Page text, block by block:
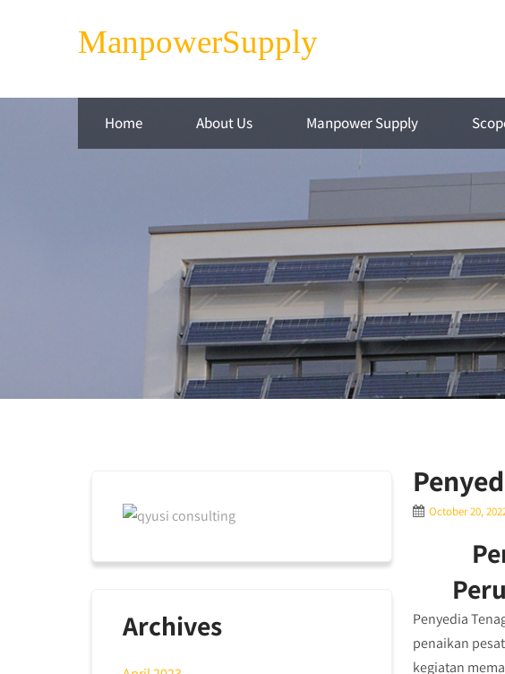
ManpowerSupply
Home About Us Manpower Supply
October 20,
Penyedia
penaikan
kegiatan
Archives